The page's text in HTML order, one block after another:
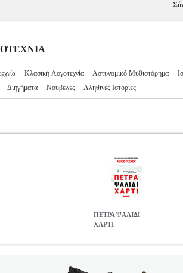
Κλασική Λογοτεχνία Αστυνομικό Μυθιστόρημα
Διηγήματα Νουβέλες Αληθινές Ιστορίες
ΠΕΤΡΑ ΨΑΛΙΔΙ
ΧΑΡΤΙ
ISBN: 978-960-620-922-2
328 Διαστάσεις: 14Χ20, 5 Ημερομηνία